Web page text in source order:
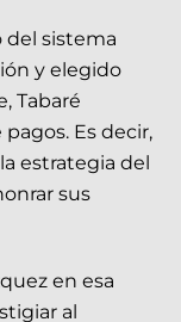
del sistema
y elegido
Tabaré
Es decir,
estrategia del
sus
en esa
al